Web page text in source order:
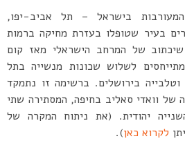
בישראל – תל אביב-יפו,
בעיר שטופלו בעזרת מחיקה ברמות
שיכתוב של המרחב הישראלי מאז קום
לשלוש שכונות מנשייה בתל
בירושלים. ברשימה זו נתמקד
של וואדי סאליב בחיפה, המסתירה שתי
יהודית. (את ניתוח המקרה של
לקרוא כאן).